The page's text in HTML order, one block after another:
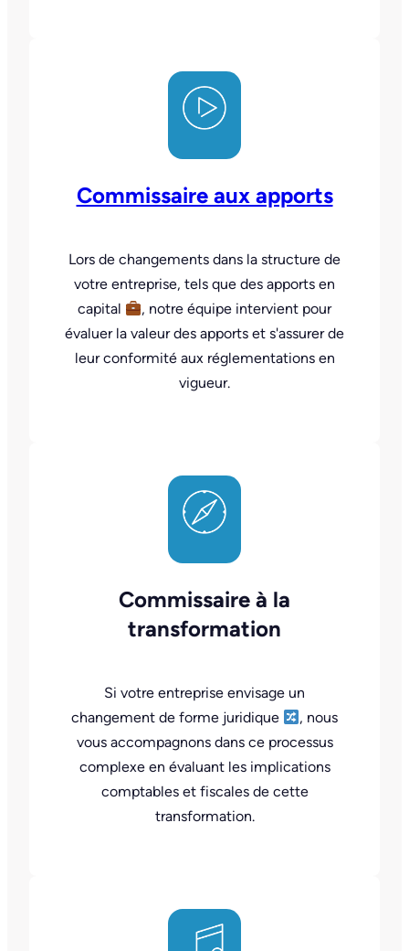
Commissaire aux apports
Lors de changements dans la structure de
votre entreprise, tels que des apports en
capital
, notre équipe intervient pour
évaluer la valeur des apports et s'assurer de
leur conformité aux réglementations en
vigueur.
Commissaire à la
transformation
Si votre entreprise envisage un
changement de forme juridique
, nous
vous accompagnons dans ce processus
complexe en évaluant les implications
comptables et fiscales de cette
transformation.